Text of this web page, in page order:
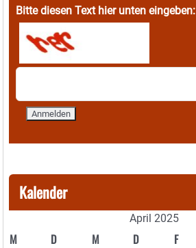
Bitte diesen Text hier unten eingeben:
Kalender
April 2025
M D M D F